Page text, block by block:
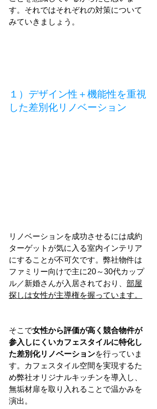
す。それではそれぞれの対策について
みていきましょう。
１）デザイン性＋機能性を重視
した差別化リノベーション
リノベーションを成功させるには成約
ターゲットが気に入る室内インテリア
にすることが不可欠です。弊社物件は
ファミリー向けで主に20～30代カップ
ル／新婚さんが入居されており、 部屋
探しは女性が主導権を握っています。
そこで女性から評価が高く競合物件が
参入しにくいカフェスタイルに特化し
た差別化リノベーションを行っていま
す。カフェスタイル空間を実現するた
め弊社オリジナルキッチンを導入し、
無垢材扉を取り入れることで温かみを
演出。